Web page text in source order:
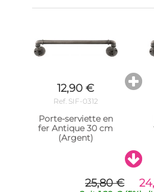
12,90 €
Ref. SIF-0312
Porte-serviette en
fer Antique 30 cm
(Argent)
25,80 €